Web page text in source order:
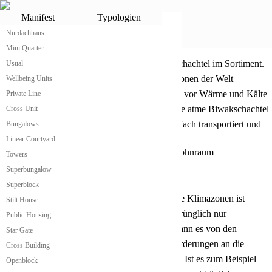
Manifest Typologien
Nurdachhaus
Mini Quarter
Usual
Wellbeing Units
Private Line
Cross Unit
Bungalows
Linear Courtyard
Towers
Superbungalow
Superblock
Stilt House
Public Housing
Star Gate
Cross Building
Openblock
Biwakschachtel
Kleine praktische Biwakschachtel
atme hat die wahrscheinlich günstigste Biwakschachtel im Sortiment.
Klein, modular erweiterbar und für alle Klimazonen der Welt
anpassbar gibt sie ihren Bewohnerinnen Schutz vor Wärme und Kälte
und bietet allen notwendigen Wohnkomfort. Die atme Biwakschachtel
hat genau die richtige Größe, um leicht und einfach transportiert und
aufgebaut zu werden.
Biwakschachtel passt sich an Klimazonen an
Die Anpassung der atme Biwakschachtel an alle Klimazonen ist
dadurch geben, dass das Gebäude in einer ursprünglich nur
konstruktiven Hülle produziert wird. Danach kann es von den
Nutzerinnen und Bewohnerinnen je nach Anforderungen an die
Klimazone dementsprechend gedämmt werden. Ist es zum Beispiel